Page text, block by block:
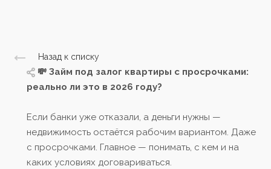
Назад к списку
💸 Займ под залог квартиры с просрочками:
реально ли это в 2026 году?
Если банки уже отказали, а деньги нужны —
недвижимость остаётся рабочим вариантом. Даже
с просрочками. Главное — понимать, с кем и на
каких условиях договариваться.